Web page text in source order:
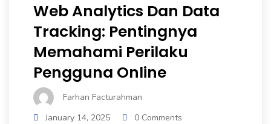
Web Analytics Dan Data
Tracking: Pentingnya
Memahami Perilaku
Pengguna Online
Farhan Facturahman
January 14, 2025
0 Comments